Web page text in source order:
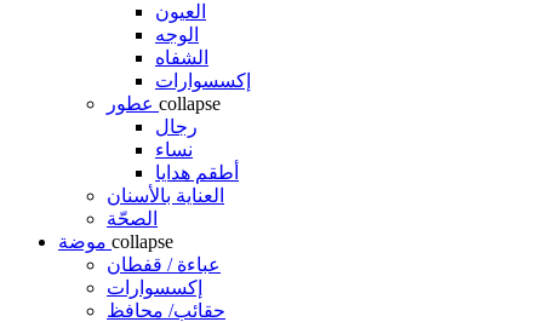
العيون
الوجه
الشفاه
إكسسوارات
عطور collapse
رجال
نساء
أطقم هدايا
العناية بالأسنان
الصحّة
موضة collapse
عباءة / قفطان
إكسسوارات
حقائب/ محافظ